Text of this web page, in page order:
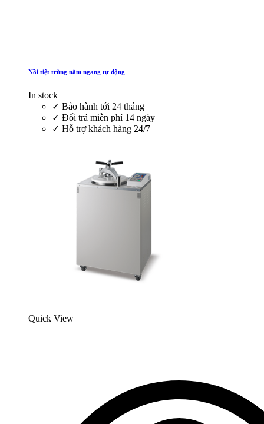
Nồi tiệt trùng nằm ngang tự động
In stock
✓ Bảo hành tới 24 tháng
✓ Đổi trả miễn phí 14 ngày
✓ Hỗ trợ khách hàng 24/7
Quick View